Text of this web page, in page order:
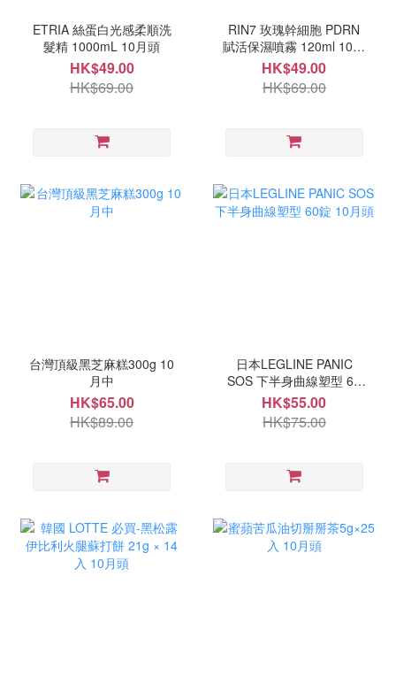
ETRIA 絲蛋白光感柔順洗
髮精 1000mL 10月頭
HK$49.00
HK$69.00
RIN7 玫瑰幹細胞 PDRN
賦活保濕噴霧 120ml 10月
中
HK$49.00
HK$69.00
台灣頂級黑芝麻糕300g 10
月中
HK$65.00
HK$89.00
日本LEGLINE PANIC
SOS 下半身曲線塑型 60
錠 10月頭
HK$55.00
HK$75.00